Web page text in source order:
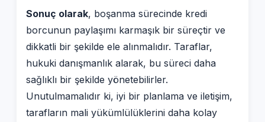
Sonuç olarak, boşanma sürecinde kredi
borcunun paylaşımı karmaşık bir süreçtir ve
dikkatli bir şekilde ele alınmalıdır. Taraflar,
hukuki danışmanlık alarak, bu süreci daha
sağlıklı bir şekilde yönetebilirler.
Unutulmamalıdır ki, iyi bir planlama ve iletişim,
tarafların mali yükümlülüklerini daha kolay